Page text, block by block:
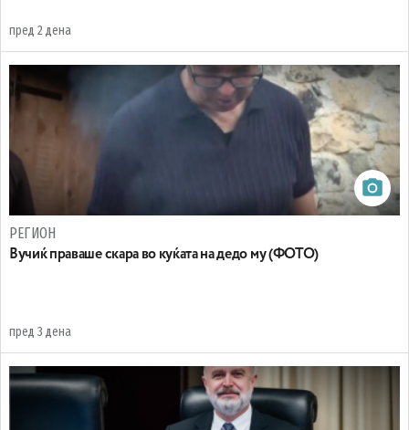
пред 2 дена
РЕГИОН
Вучиќ праваше скара во куќата на дедо му (ФОТО)
пред 3 дена